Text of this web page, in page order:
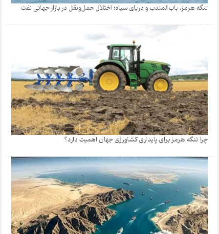
تنگه هرمز، باب‌المندب و دریای سیاه؛ اختلال حمل‌ونقل در بازار جهانی نفت
چرا تنگه هرمز برای پایداری کشاورزی جهان اهمیت دارد؟